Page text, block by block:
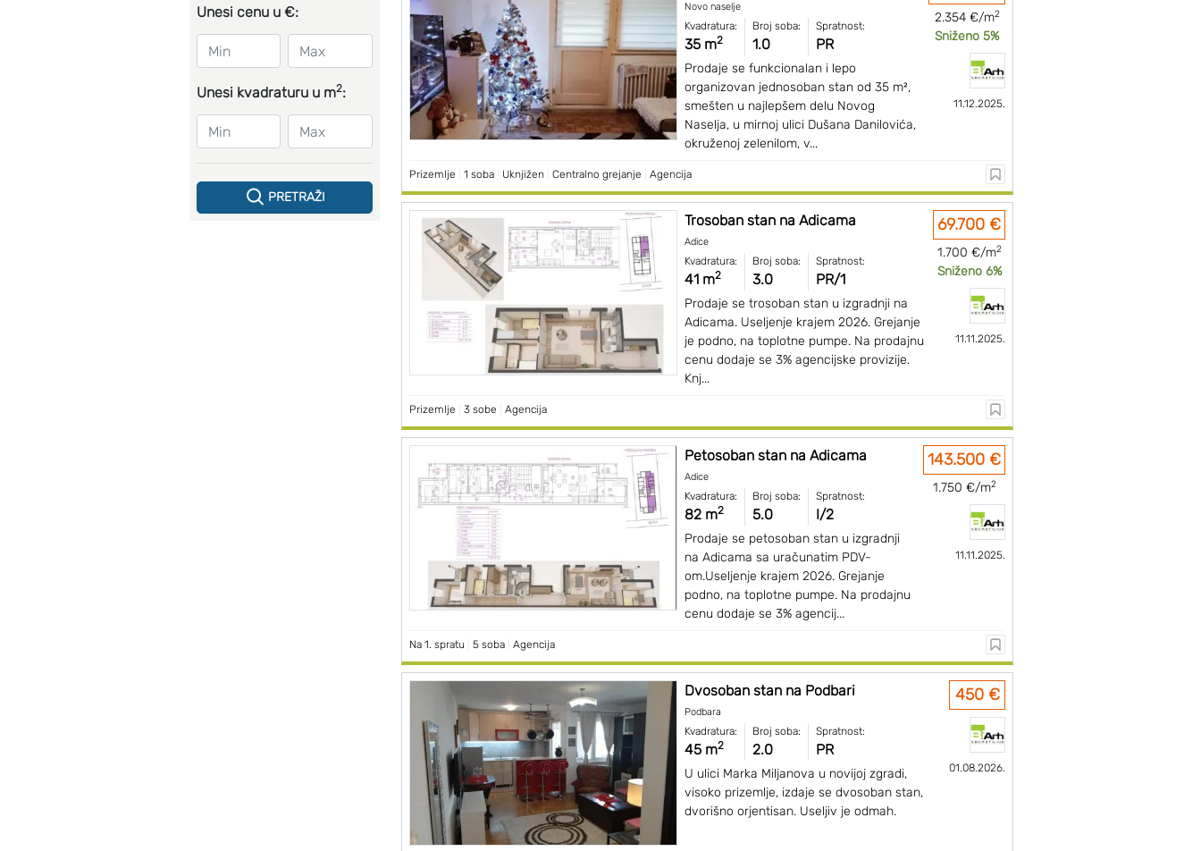
Unesi cenu u €:
Unesi kvadraturu u m2:
PRETRAŽI
Novo naselje
Kvadratura:
35 m2
Broj soba:
1.0
Spratnost:
PR
Prodaje se funkcionalan i lepo
organizovan jednosoban stan od 35 m²,
smešten u najlepšem delu Novog
Naselja, u mirnoj ulici Dušana Danilovića,
okruženoj zelenilom, v...
2.354 €/m2
Sniženo 5%
11.12.2025.
Prizemlje 1 soba Uknjižen Centralno grejanje Agencija
Trosoban stan na Adicama
Adice
Kvadratura:
41 m2
Broj soba:
3.0
Spratnost:
PR/1
Prodaje se trosoban stan u izgradnji na
Adicama. Useljenje krajem 2026. Grejanje
je podno, na toplotne pumpe. Na prodajnu
cenu dodaje se 3% agencijske provizije.
Knj...
69.700 €
1.700 €/m2
Sniženo 6%
11.11.2025.
Prizemlje 3 sobe Agencija
Petosoban stan na Adicama
Adice
Kvadratura:
82 m2
Broj soba:
5.0
Spratnost:
I/2
Prodaje se petosoban stan u izgradnji
na Adicama sa uračunatim PDV-
om.Useljenje krajem 2026. Grejanje
podno, na toplotne pumpe. Na prodajnu
cenu dodaje se 3% agencij...
143.500 €
1.750 €/m2
11.11.2025.
Na 1. spratu 5 soba Agencija
Dvosoban stan na Podbari
Podbara
Kvadratura:
45 m2
Broj soba:
2.0
Spratnost:
PR
U ulici Marka Miljanova u novijoj zgradi,
visoko prizemlje, izdaje se dvosoban stan,
dvorišno orjentisan. Useljiv je odmah.
450 €
01.08.2026.